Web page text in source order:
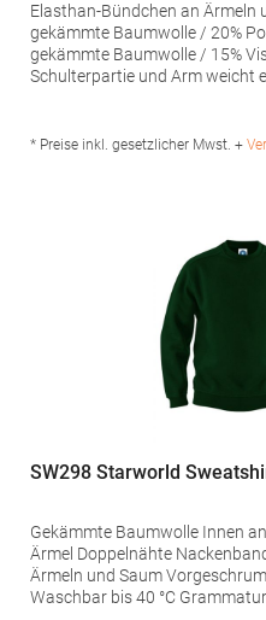
Elasthan-Bündchen an Ärmeln und Saum
gekämmte Baumwolle / 20%
gekämmte Baumwolle / 15% Viskose) Der
Schulterpartie und Arm weicht
g/
Polyester (Sports Grey: 75%
* Preise inkl. gesetzlicher Mwst. +
SW298 Starworld
Gekämmte Baumwolle Innen angeraut Schlauchware Set-In-
Ärmel Doppelnähte Nackenband Schwere Ripp-Bündchen an
Ärmeln und Saum Vorgeschrumpft mit Antipilling-Ausstattung
Waschbar bis 40 °C